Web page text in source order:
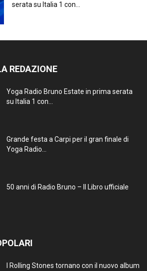
serata su Italia 1 con...
REDAZIONE
Yoga Radio Bruno Estate in prima serata
su Italia 1 con...
Grande festa a Carpi per il gran finale di
Yoga Radio...
50 anni di Radio Bruno – Il Libro ufficiale
I Rolling Stones tornano con il nuovo album